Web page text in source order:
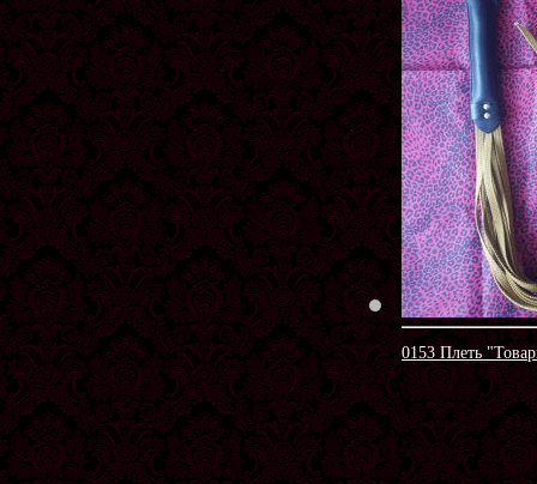
0153 Плеть